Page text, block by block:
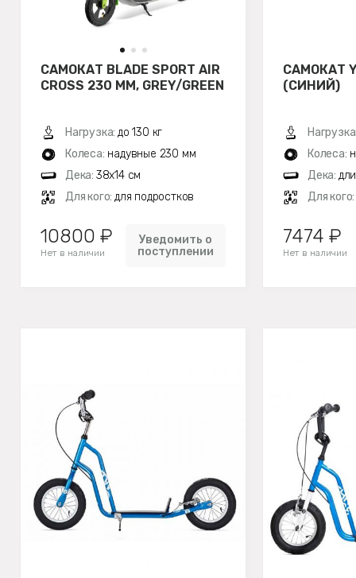
САМОКАТ BLADE SPORT AIR
CROSS 230 MM, GREY/GREEN
Нагрузка: до 130 кг
Колеса: надувные 230 мм
Дека: 38х14 см
Для кого: для подростков
10800 ₽
Нет в наличии
Уведомить о
поступлении
САМОКАТ
(СИНИЙ)
Колеса:
Дека:
Для кого:
7474 ₽
Нет в наличии